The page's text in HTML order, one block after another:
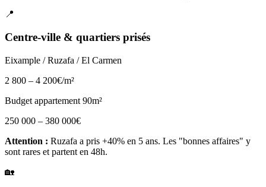
📍
Centre-ville & quartiers prisés
Eixample / Ruzafa / El Carmen
2 800 – 4 200€/m²
Budget appartement 90m²
250 000 – 380 000€
Attention : Ruzafa a pris +40% en 5 ans. Les "bonnes affaires" y
sont rares et partent en 48h.
🏡